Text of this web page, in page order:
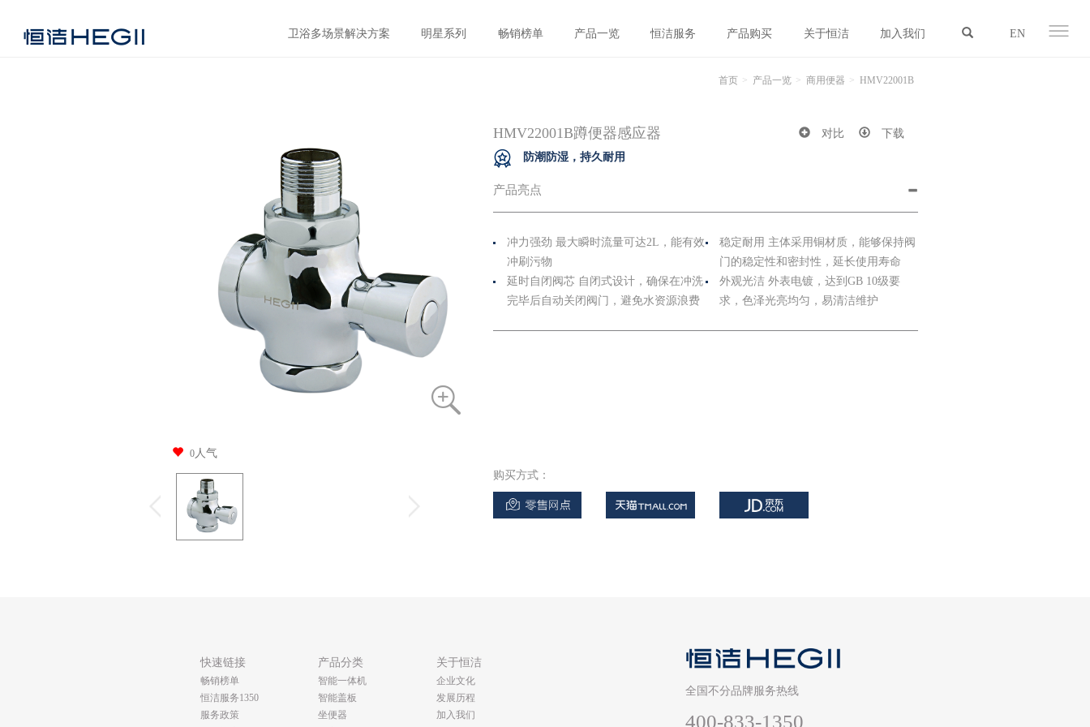
卫浴多场景解决方案 明星系列 畅销榜单 产品一览 恒洁服务 产品购买 关于恒洁 加入我们 EN
首页 产品一览 商用便器 HMV22001B
0人气
对比 下载
HMV22001B蹲便器感应器
防潮防湿，持久耐用
产品亮点
冲力强劲 最大瞬时流量可达2L，能有效
冲刷污物
稳定耐用 主体采用铜材质，能够保持阀
门的稳定性和密封性，延长使用寿命
延时自闭阀芯 自闭式设计，确保在冲洗
完毕后自动关闭阀门，避免水资源浪费
外观光洁 外表电镀，达到GB 10级要
求，色泽光亮均匀，易清洁维护
购买方式：
快速链接
畅销榜单
恒洁服务1350
服务政策
产品分类
智能一体机
智能盖板
坐便器
关于恒洁
企业文化
发展历程
加入我们
全国不分品牌服务热线
400-833-1350